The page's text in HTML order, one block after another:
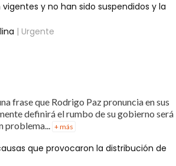
y no han sido suspendidos y la
| Urgente
frase que Rodrigo Paz pronuncia en sus
definirá el rumbo de su gobierno será
problema...
+ más
que provocaron la distribución de